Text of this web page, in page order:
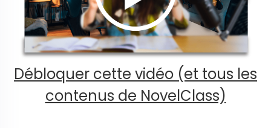
Débloquer cette vidéo (et tous les
contenus de NovelClass)